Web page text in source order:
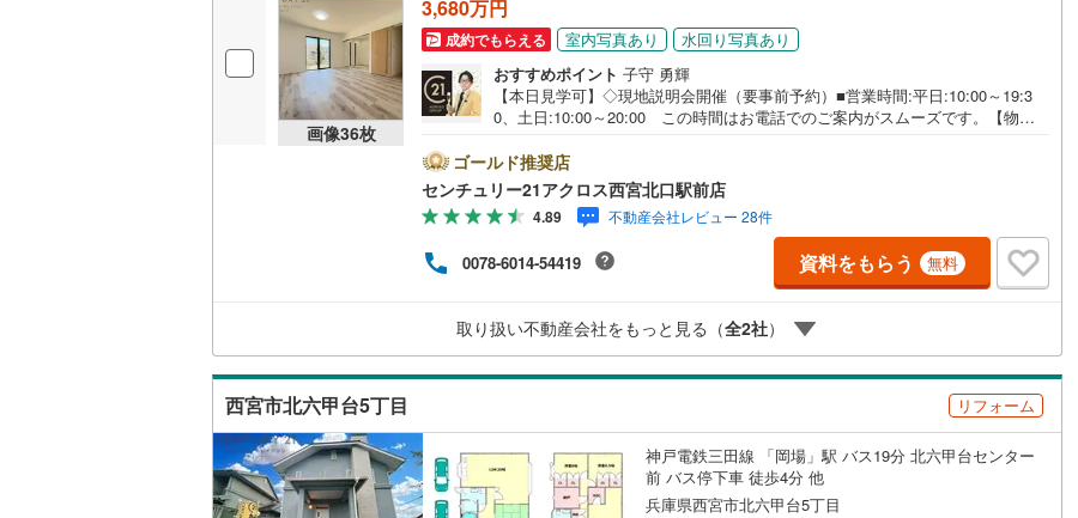
画像36枚
3,680万円
成約でもらえる 室内写真あり
水回り写真あり
おすすめポイント 子守 勇輝
【本日見学可】◇現地説明会開催（要事前予約）■営業時間:平日:10:00～19:3
0、土日:10:00～20:00 この時間はお電話でのご案内がスムーズです。【物件
タウン風の分譲地になります。ミストサウナ機能付ユニットバスや食洗機付シ
ステムキッチンなど住宅設備も充実。○センチュリー21アクロスグループの3つ
の特徴○■センチュリー21グループで27年連続No.1（1997年～2023年兵庫地区
仲介実績） 西宮・尼崎・伊丹・宝塚にて8店舗展開中。阪神間での購入や売却
は当店にお任せ下さい■お客様駐車場、キッズスペースがございます。 8店舗
すべて駅前にございますが、お車でのお越しも大歓迎です。 お子様連れでも
ご安心ください。■取り扱い物件多数ございます。 地域密着の当店では2000
ています。Yahoo！不動産に掲載しきれない物件もご紹介できます。
ゴールド推奨店
センチュリー21アクロス西宮北口駅前店
4.89 不動産会社レビュー 28件
0078-6014-54419 資料をもらう 無料
取り扱い不動産会社をもっと見る（全2社）
西宮市北六甲台5丁目 リフォーム
神戸電鉄三田線 「岡場」駅 バス19分 北六甲台センター
前 バス停下車 徒歩4分 他
兵庫県西宮市北六甲台5丁目